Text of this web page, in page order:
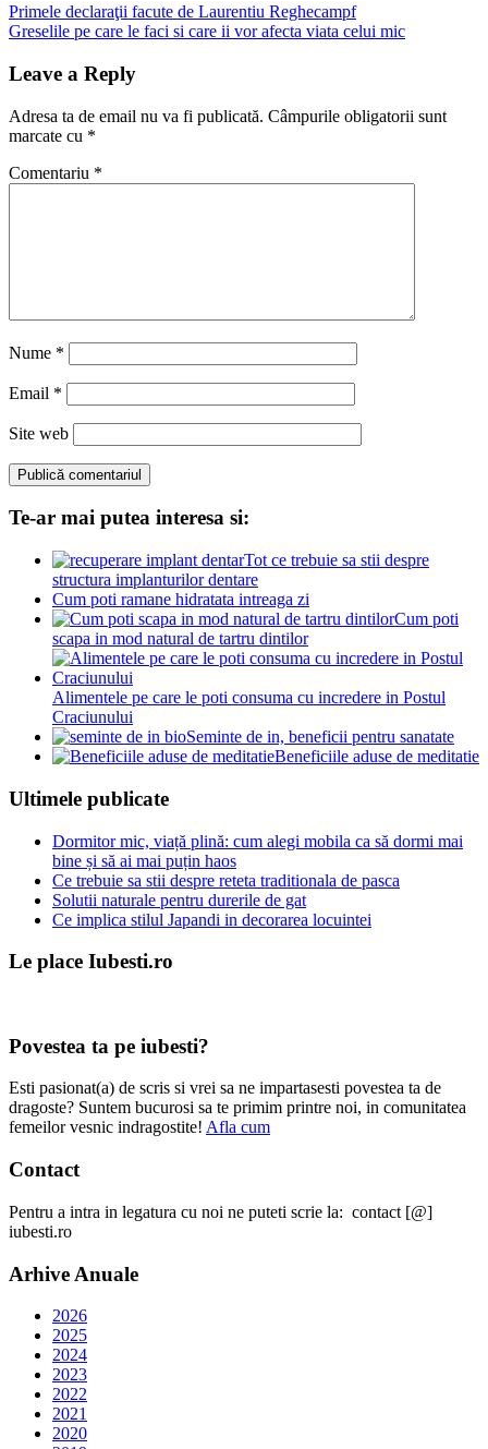
Navigare
în
articole
Previous
Post:
Primele declaraţii facute de Laurentiu Reghecampf
Next
Greselile pe care le faci si care ii vor afecta viata celui mic
Leave a Reply
Adresa ta de email nu va fi publicată. Câmpurile obligatorii sunt
marcate cu *
Comentariu *
Nume *
Email *
Site web
Te-ar mai putea interesa si:
Tot ce trebuie sa stii despre
structura implanturilor dentare
Cum poti ramane hidratata intreaga zi
Cum poti
scapa in mod natural de tartru dintilor
Alimentele pe care le poti consuma cu incredere in Postul
Craciunului
Seminte de in, beneficii pentru sanatate
Beneficiile aduse de meditatie
Ultimele publicate
Dormitor mic, viață plină: cum alegi mobila ca să dormi mai
bine și să ai mai puțin haos
Ce trebuie sa stii despre reteta traditionala de pasca
Solutii naturale pentru durerile de gat
Ce implica stilul Japandi in decorarea locuintei
Le place Iubesti.ro
Povestea ta pe iubesti?
Esti pasionat(a) de scris si vrei sa ne impartasesti povestea ta de
dragoste? Suntem bucurosi sa te primim printre noi, in comunitatea
femeilor vesnic indragostite! Afla cum
Contact
Pentru a intra in legatura cu noi ne puteti scrie la: contact [@]
iubesti.ro
Arhive Anuale
2026
2025
2024
2023
2022
2021
2020